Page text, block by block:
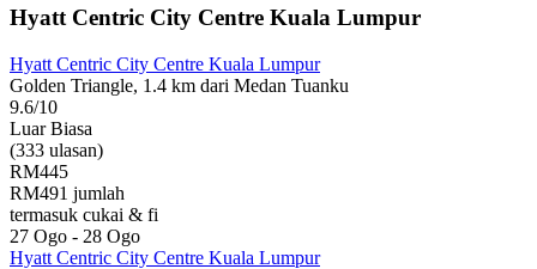
Hyatt Centric City Centre Kuala Lumpur
Hyatt Centric City Centre Kuala Lumpur
Golden Triangle, 1.4 km dari Medan Tuanku
9.6/10
Luar Biasa
(333 ulasan)
RM445
RM491 jumlah
termasuk cukai & fi
27 Ogo - 28 Ogo
Hyatt Centric City Centre Kuala Lumpur